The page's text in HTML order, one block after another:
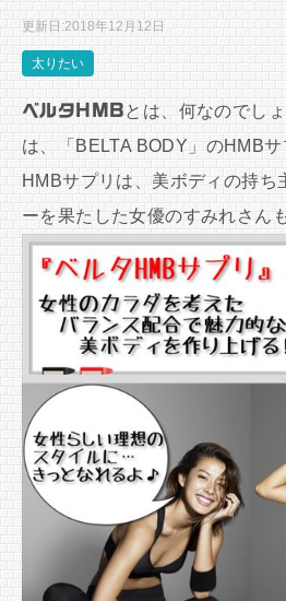
更新日:2018年12月12日
太りたい
ベルタHMBとは、何なのでし
は、「BELTA BODY」のHMB
HMBサプリは、美ボディの持ち
ーを果たした女優のすみれさん